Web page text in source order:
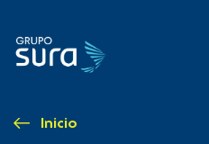
Inicio